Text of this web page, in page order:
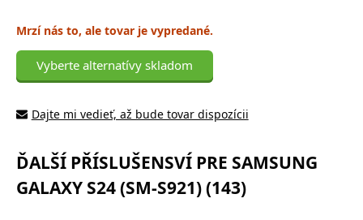
Mrzí nás to, ale tovar je vypredané.
Vyberte alternatívy skladom
Dajte mi vedieť, až bude tovar dispozícii
ĎALŠÍ PŘÍSLUŠENSVÍ PRE SAMSUNG
GALAXY S24 (SM-S921) (143)